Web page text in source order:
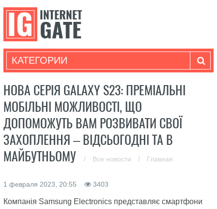
КАТЕГОРИИ
НОВА СЕРІЯ GALAXY S23: ПРЕМІАЛЬНІ
МОБІЛЬНІ МОЖЛИВОСТІ, ЩО
ДОПОМОЖУТЬ ВАМ РОЗВИВАТИ СВОЇ
ЗАХОПЛЕННЯ – ВІДСЬОГОДНІ ТА В
МАЙБУТНЬОМУ
/ Все новости / Главная
1 февраля 2023, 20:55 3403
Компанія Samsung Electronics представляє смартфони